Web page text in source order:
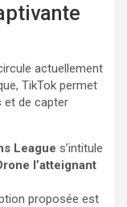
actuellement
TikTok permet
et de capter
League s’intitule
l’atteignant
proposée est